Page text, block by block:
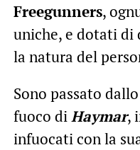
Freegunners,
uniche, e dotati
la natura del
Sono passato
fuoco diHaymar,
infuocati con la